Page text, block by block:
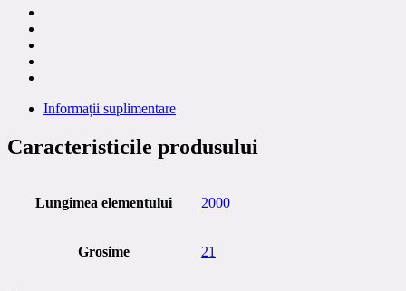
Informații suplimentare
Caracteristicile produsului
Lungimea elementului 2000
Grosime 21